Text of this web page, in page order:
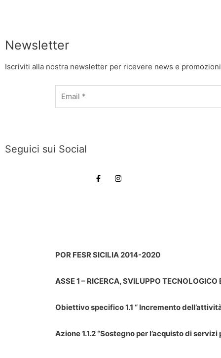
Newsletter
Iscriviti alla nostra newsletter per ricevere news e
Email
Seguici sui Social
POR FESR SICILIA 2014-2020
ASSE 1 – RICERCA, SVILUPPO
Obiettivo specifico 1.1 “ Incremento
Azione 1.1.2 “Sostegno per l’acquisto di